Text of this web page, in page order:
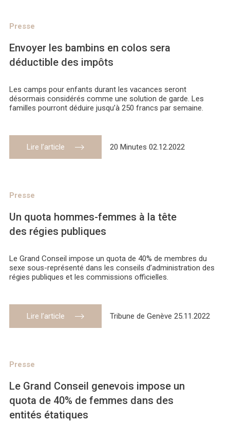
Presse
Envoyer les bambins en colos sera
déductible des impôts
Les camps pour enfants durant les vacances seront
désormais considérés comme une solution de garde. Les
familles pourront déduire jusqu’à 250 francs par semaine.
Lire l’article 20 Minutes 02.12.2022
Presse
Un quota hommes-femmes à la tête
des régies publiques
Le Grand Conseil impose un quota de 40% de membres du
sexe sous-représenté dans les conseils d’administration des
régies publiques et les commissions officielles.
Lire l’article Tribune de Genève 25.11.2022
Presse
Le Grand Conseil genevois impose un
quota de 40% de femmes dans des
entités étatiques